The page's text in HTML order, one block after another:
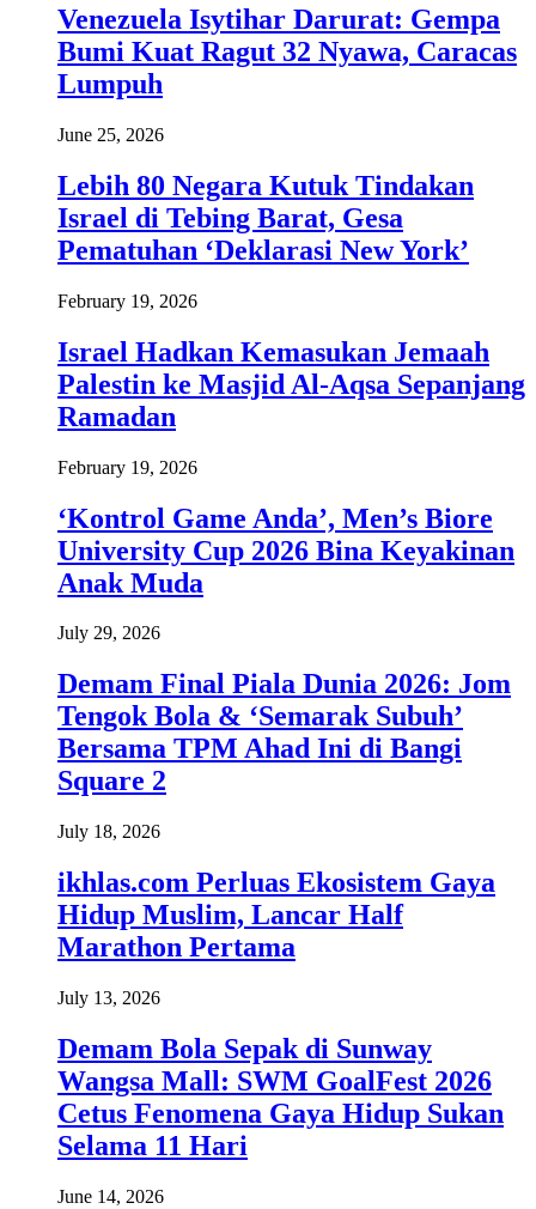
Venezuela Isytihar Darurat: Gempa
Bumi Kuat Ragut 32 Nyawa, Caracas
Lumpuh
June 25, 2026
Lebih 80 Negara Kutuk Tindakan
Israel di Tebing Barat, Gesa
Pematuhan ‘Deklarasi New York’
February 19, 2026
Israel Hadkan Kemasukan Jemaah
Palestin ke Masjid Al-Aqsa Sepanjang
Ramadan
February 19, 2026
‘Kontrol Game Anda’, Men’s Biore
University Cup 2026 Bina Keyakinan
Anak Muda
July 29, 2026
Demam Final Piala Dunia 2026: Jom
Tengok Bola & ‘Semarak Subuh’
Bersama TPM Ahad Ini di Bangi
Square 2
July 18, 2026
ikhlas.com Perluas Ekosistem Gaya
Hidup Muslim, Lancar Half
Marathon Pertama
July 13, 2026
Demam Bola Sepak di Sunway
Wangsa Mall: SWM GoalFest 2026
Cetus Fenomena Gaya Hidup Sukan
Selama 11 Hari
June 14, 2026